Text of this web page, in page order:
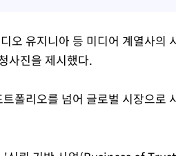
오 유지니아 등 미디어 계열사의
사진을 제시했다.
폴리오를 넘어 글로벌 시장으로